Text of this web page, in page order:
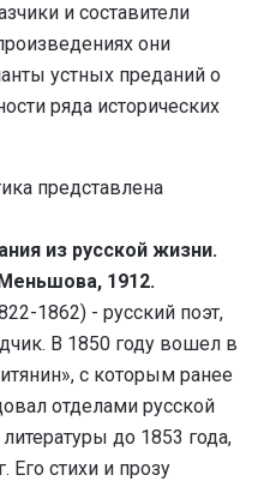
и составители
они
устных преданий о
ряда исторических
представлена
из русской жизни.
1912.
1862) - русский поэт,
В 1850 году вошел в
с которым ранее
отделами русской
до 1853 года,
Его стихи и прозу